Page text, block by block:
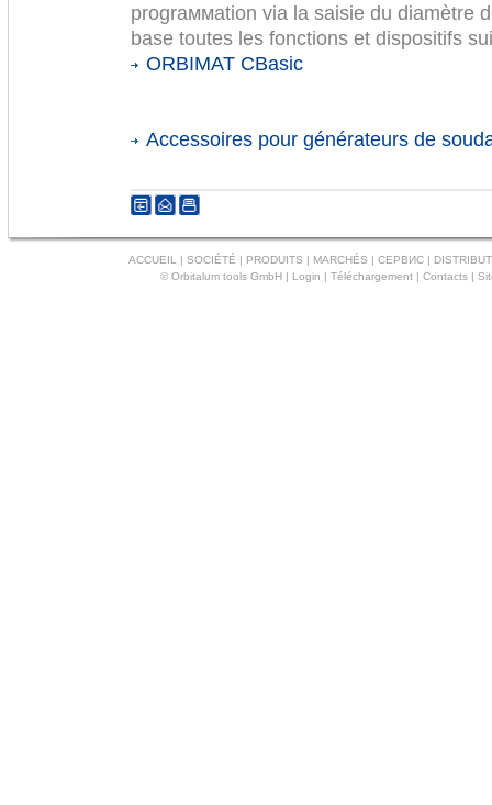
prograммation via la saisie du diamètre
base toutes les fonctions et dispositifs
ORBIMAT CBasic
Accessoires pour générateurs de
ACCUEIL | SOCIÉTÉ | PRODUITS | MARCHÉS | СЕРВИС |
© Orbitalum tools GmbH | Login | Téléchargement| Contacts|